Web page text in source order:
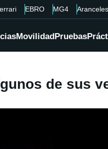
EBRO MG4
MovilidadPruebas
de sus